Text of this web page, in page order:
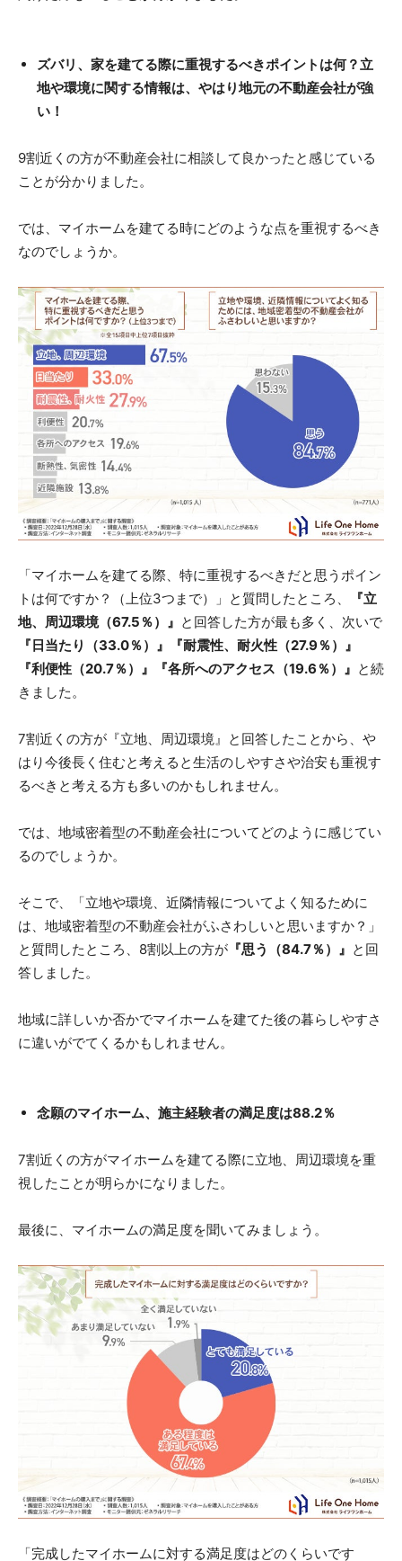
ズバリ、家を建てる際に重視するべきポイントは何？立
地や環境に関する情報は、やはり地元の不動産会社が強
い！
9割近くの方が不動産会社に相談して良かったと感じている
ことが分かりました。
では、マイホームを建てる時にどのような点を重視するべき
なのでしょうか。
「マイホームを建てる際、特に重視するべきだと思うポイン
トは何ですか？（上位3つまで）」と質問したところ、
『立
地、周辺環境（67.5％）』 と回答した方が最も多く、次いで
『日当たり（33.0％）』『耐震性、耐火性（27.9％）』
『利便性（20.7％）』『各所へのアクセス（19.6％）』 と続
きました。
7割近くの方が『立地、周辺環境』と回答したことから、や
はり今後長く住むと考えると生活のしやすさや治安も重視す
るべきと考える方も多いのかもしれません。
では、地域密着型の不動産会社についてどのように感じてい
るのでしょうか。
そこで、「立地や環境、近隣情報についてよく知るために
は、地域密着型の不動産会社がふさわしいと思いますか？」
と質問したところ、8割以上の方が 『思う（84.7％）』 と回
答しました。
地域に詳しいか否かでマイホームを建てた後の暮らしやすさ
に違いがでてくるかもしれません。
念願のマイホーム、施主経験者の満足度は88.2％
7割近くの方がマイホームを建てる際に立地、周辺環境を重
視したことが明らかになりました。
最後に、マイホームの満足度を聞いてみましょう。
「完成したマイホームに対する満足度はどのくらいです